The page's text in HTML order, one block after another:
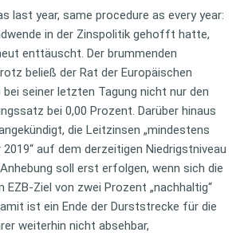
last year, same procedure as every year:
in der Zinspolitik gehofft hatte,
enttäuscht. Der brummenden
beließ der Rat der Europäischen
bei seiner letzten Tagung nicht nur den
bei 0,00 Prozent. Darüber hinaus
die Leitzinsen „mindestens
auf dem derzeitigen Niedrigstniveau
soll erst erfolgen, wenn sich die
Ziel von zwei Prozent „nachhaltig“
ist ein Ende der Durststrecke für die
weiterhin nicht absehbar,